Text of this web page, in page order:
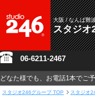
大阪 / なんば難
スタジ
06-6211-2467
どなた様でも、お電話1本でご
スタジオ246グループ TOP スタジオ